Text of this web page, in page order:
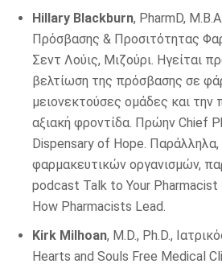
Hillary Blackburn, PharmD,
Πρόσβασης & Προσιτότητας
Σεντ Λούις, Μιζούρι. Ηγείται
βελτίωση της πρόσβασης σε
μειονεκτούσες ομάδες και την
αξιακή φροντίδα. Πρώην Chief
Dispensary of Hope. Παράλληλα,
φαρμακευτικών οργανισμών,
podcast Talk to Your Pharmacist
How Pharmacists Lead.
Kirk Milhoan, M.D., Ph.D.,
Hearts and Souls Free Medical